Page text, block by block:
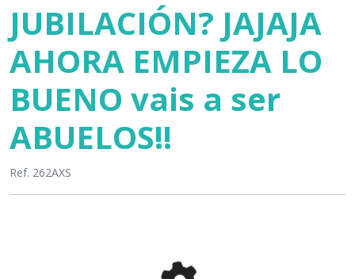
JUBILACIÓN? JAJAJA
AHORA EMPIEZA LO
BUENO vais a ser
ABUELOS!!
Ref. 262AXS